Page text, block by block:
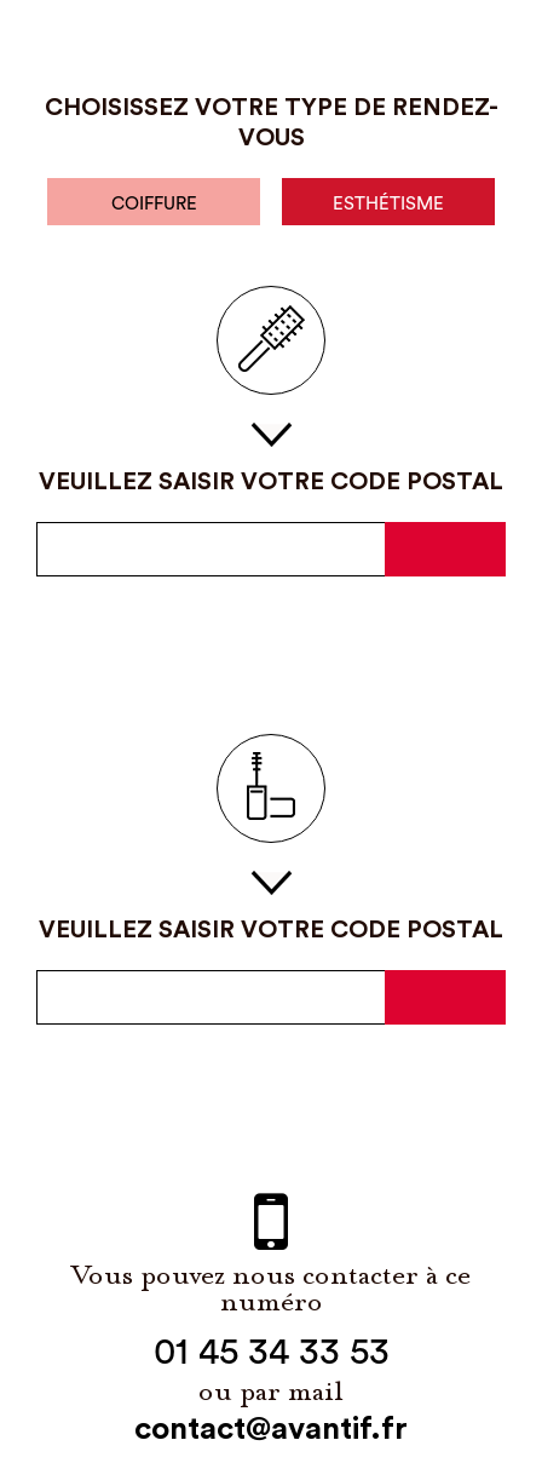
CHOISISSEZ VOTRE TYPE DE RENDEZ-
VOUS
COIFFURE ESTHÉTISME
VEUILLEZ SAISIR VOTRE CODE POSTAL
VEUILLEZ SAISIR VOTRE CODE POSTAL
Vous pouvez nous contacter à ce
numéro
01 45 34 33 53
ou par mail
contact@avantif.fr